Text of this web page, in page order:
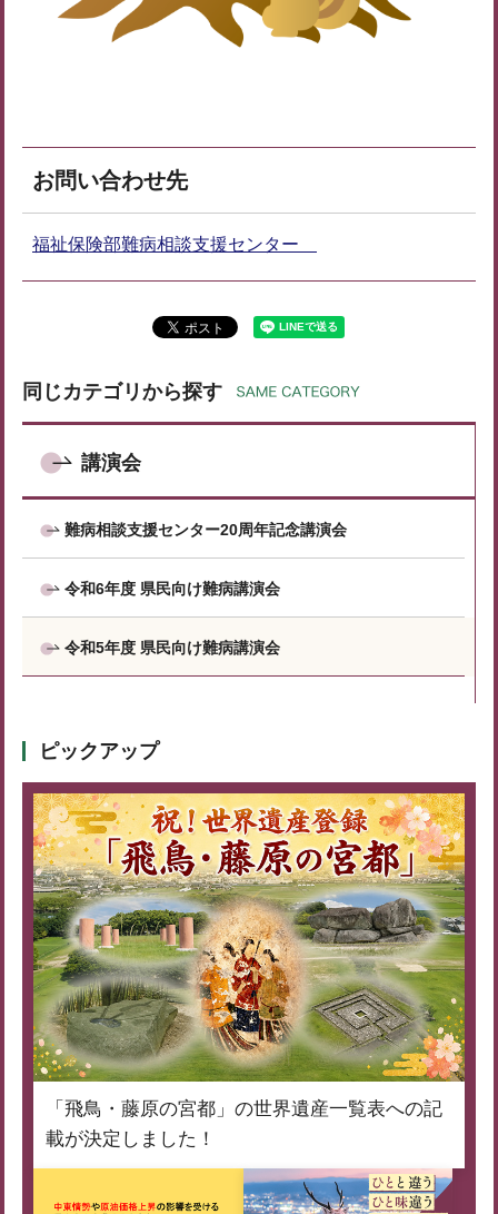
お問い合わせ先
福祉保険部難病相談支援センター
同じカテゴリから探す
講演会
難病相談支援センター20周年記念講演会
令和6年度 県民向け難病講演会
令和5年度 県民向け難病講演会
ピックアップ
「飛鳥・藤原の宮都」の世界遺産一覧表への記
載が決定しました！